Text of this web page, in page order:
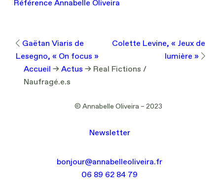
Référence Annabelle Oliveira
Gaëtan Viaris de
Lesegno, « On focus »
Colette Levine, « Jeux de
lumière »
Accueil → Actus → Real Fictions /
Naufragé.e.s
© Annabelle Oliveira – 2023
Newsletter
bonjour@annabelleoliveira.fr
06 89 62 84 79